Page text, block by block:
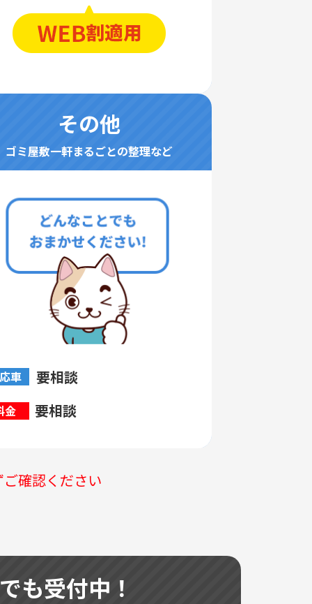
その他
ゴミ屋敷一軒まるごとの整理など
車 要相談
金 要相談
確認ください
も受付中！